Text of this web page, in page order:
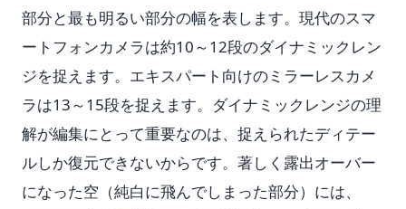
部分と最も明るい部分の幅を表します。現代のスマ
ートフォンカメラは約10～12段のダイナミックレン
ジを捉えます。エキスパート向けのミラーレスカメ
ラは13～15段を捉えます。ダイナミックレンジの理
解が編集にとって重要なのは、捉えられたディテー
ルしか復元できないからです。著しく露出オーバー
になった空（純白に飛んでしまった部分）には、